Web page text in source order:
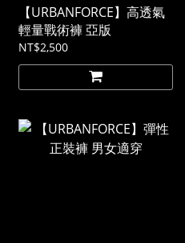
【URBANFORCE】高透氣
輕量戰術褲 亞版
NT$2,500